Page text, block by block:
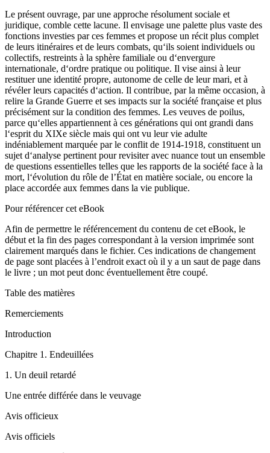
Le présent ouvrage, par une approche résolument sociale et
juridique, comble cette lacune. Il envisage une palette plus vaste des
fonctions investies par ces femmes et propose un récit plus complet
de leurs itinéraires et de leurs combats, qu‘ils soient individuels ou
collectifs, restreints à la sphère familiale ou d‘envergure
internationale, d‘ordre pratique ou politique. Il vise ainsi à leur
restituer une identité propre, autonome de celle de leur mari, et à
révéler leurs capacités d‘action. Il contribue, par la même occasion, à
relire la Grande Guerre et ses impacts sur la société française et plus
précisément sur la condition des femmes. Les veuves de poilus,
parce qu‘elles appartiennent à ces générations qui ont grandi dans
l‘esprit du XIXe siècle mais qui ont vu leur vie adulte
indéniablement marquée par le conflit de 1914-1918, constituent un
sujet d‘analyse pertinent pour revisiter avec nuance tout un ensemble
de questions essentielles telles que les rapports de la société face à la
mort, l‘évolution du rôle de l’État en matière sociale, ou encore la
place accordée aux femmes dans la vie publique.
Pour référencer cet eBook
Afin de permettre le référencement du contenu de cet eBook, le
début et la fin des pages correspondant à la version imprimée sont
clairement marqués dans le fichier. Ces indications de changement
de page sont placées à l’endroit exact où il y a un saut de page dans
le livre ; un mot peut donc éventuellement être coupé.
Table des matières
Remerciements
Introduction
Chapitre 1. Endeuillées
1. Un deuil retardé
Une entrée différée dans le veuvage
Avis officieux
Avis officiels